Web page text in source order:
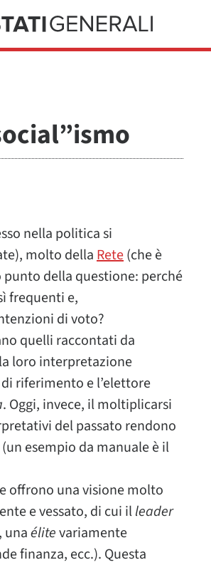
nella politica si
molto dellaRete(che è
della questione: perché
frequenti e,
di voto?
quelli raccontati da
loro interpretazione
riferimento e l’elettore
. Oggi, invece, il moltiplicarsi
del passato rendono
esempio da manuale è il
offrono una visione molto
e vessato, di cui illeader
, unaélitevariamente
finanza, ecc.). Questa